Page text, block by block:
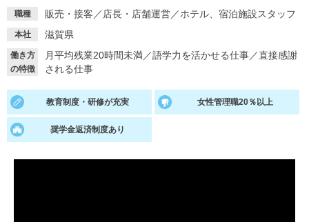
イベントを探す
就活ノウハウ・サポート
就活支援
就活ノウハウが満載！
就活コラム
適職診断 就活チャンネル
職種 販売・接客 ／ 店長・店舗運営／ホテル、宿泊施設スタッフ
本社 滋賀県
働き方
の特徴
月平均残業20時間未満／語学力を活かせる仕事／直接感謝
される仕事
教育制度・研修が充実 女性管理職20％以上
奨学金返済制度あり